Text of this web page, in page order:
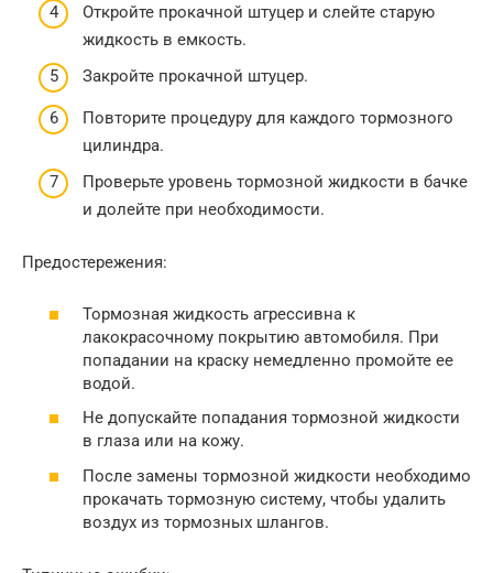
Откройте прокачной штуцер и слейте старую
жидкость в емкость.
Закройте прокачной штуцер.
Повторите процедуру для каждого тормозного
цилиндра.
Проверьте уровень тормозной жидкости в бачке
и долейте при необходимости.
Предостережения:
Тормозная жидкость агрессивна к
лакокрасочному покрытию автомобиля. При
попадании на краску немедленно промойте ее
водой.
Не допускайте попадания тормозной жидкости
в глаза или на кожу.
После замены тормозной жидкости необходимо
прокачать тормозную систему, чтобы удалить
воздух из тормозных шлангов.